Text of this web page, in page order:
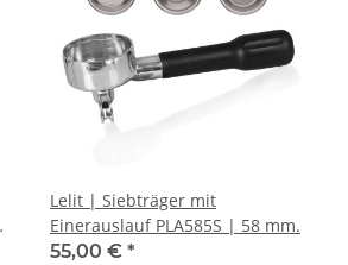
Lelit | Siebträger mit
Einerauslauf PLA585S | 58 mm.
55,00 € *